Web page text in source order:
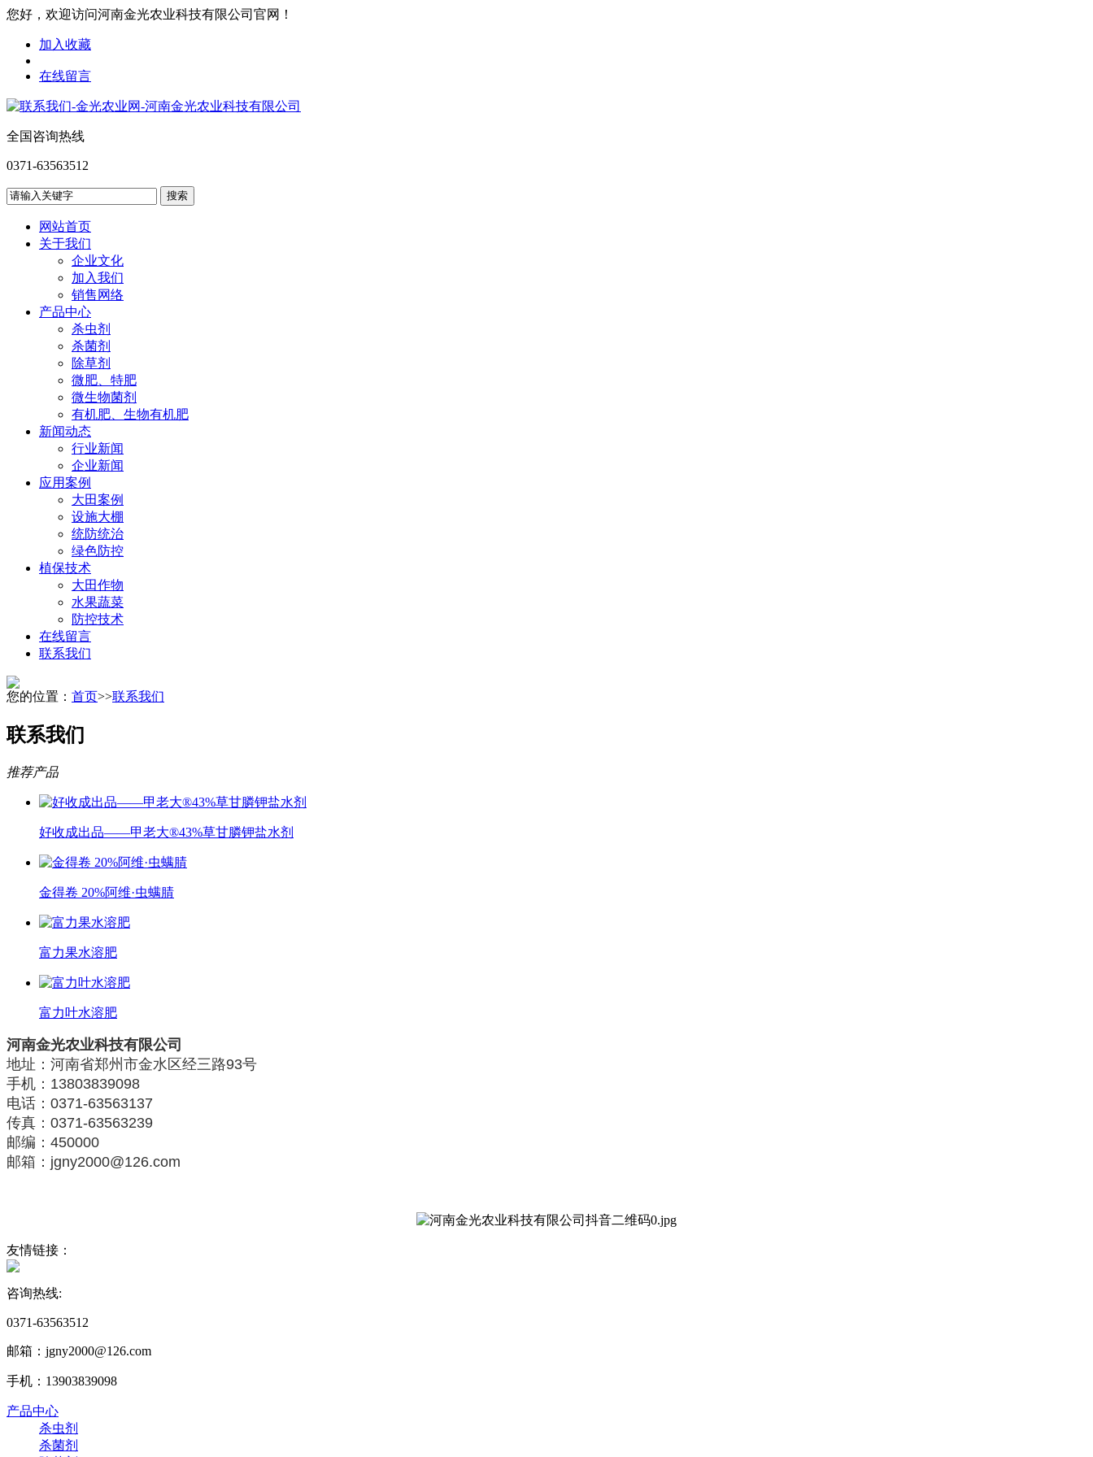
您好，欢迎访问河南金光农业科技有限公司官网！
加入收藏
在线留言
全国咨询热线
0371-63563512
网站首页
关于我们
企业文化
加入我们
销售网络
产品中心
杀虫剂
杀菌剂
除草剂
微肥、特肥
微生物菌剂
有机肥、生物有机肥
新闻动态
行业新闻
企业新闻
应用案例
大田案例
设施大棚
统防统治
绿色防控
植保技术
大田作物
水果蔬菜
防控技术
在线留言
联系我们
您的位置： 首页>>联系我们
联系我们
推荐产品
好收成出品——甲老大®43%草甘膦钾盐水剂
金得卷 20%阿维·虫螨腈
富力果水溶肥
富力叶水溶肥
河南金光农业科技有限公司
地址：河南省郑州市金水区经三路93号
手机：13803839098
电话：0371-63563137
传真：0371-63563239
邮编：450000
邮箱：jgny2000@126.com
友情链接：
咨询热线:
0371-63563512
邮箱：jgny2000@126.com‬
手机：13903839098
产品中心
杀虫剂
杀菌剂